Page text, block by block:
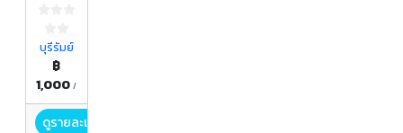
บุรีรัมย์
฿
1,000/
ดูรายละเอียด